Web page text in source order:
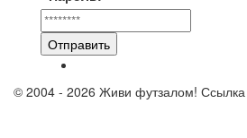
Отправить
© 2004 - 2026 Живи футзалом! Ссылка